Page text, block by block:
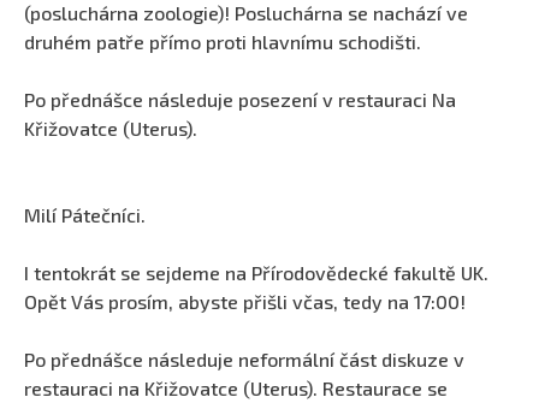
(posluchárna zoologie)! Posluchárna se nachází ve
druhém patře přímo proti hlavnímu schodišti.
Po přednášce následuje posezení v restauraci Na
Křižovatce (Uterus).
Milí Pátečníci.
I tentokrát se sejdeme na Přírodovědecké fakultě UK.
Opět Vás prosím, abyste přišli včas, tedy na 17:00!
Po přednášce následuje neformální část diskuze v
restauraci na Křižovatce (Uterus). Restaurace se